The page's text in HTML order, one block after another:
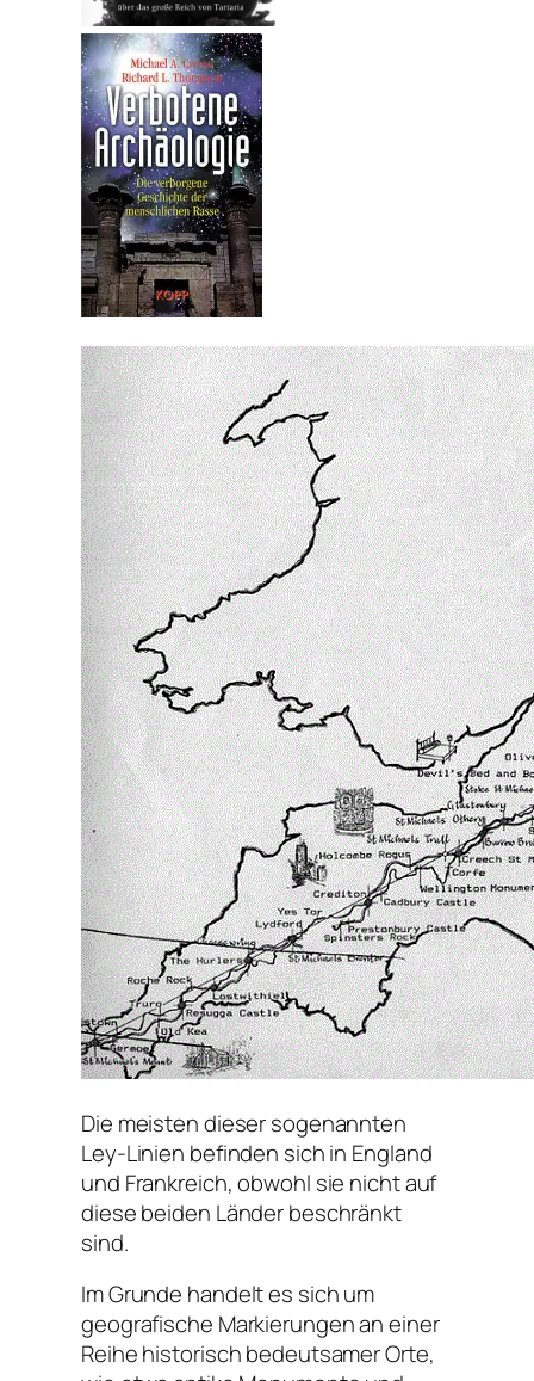
Die meisten dieser sogenannten
Ley-Linien befinden sich in England
und Frankreich, obwohl sie nicht auf
diese beiden Länder beschränkt
sind.
Im Grunde handelt es sich um
geografische Markierungen an einer
Reihe historisch bedeutsamer Orte,